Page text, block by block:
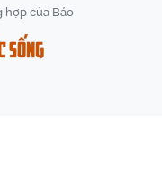
của Báo